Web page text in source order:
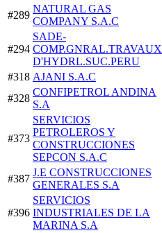
#289
NATURAL GAS
COMPANY S.A.C
#294
SADE-
COMP.GNRAL.TRAVAUX
D'HYDRL.SUC.PERU
#318 AJANI S.A.C
#328
CONFIPETROL ANDINA
S.A
#373
SERVICIOS
PETROLEROS Y
CONSTRUCCIONES
SEPCON S.A.C
#387
J.E CONSTRUCCIONES
GENERALES S.A
#396
SERVICIOS
INDUSTRIALES DE LA
MARINA S.A